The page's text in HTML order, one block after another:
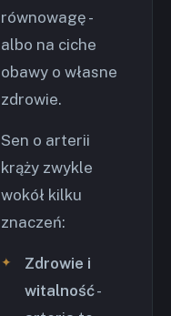
równowagę -
albo na ciche
obawy o własne
zdrowie.
Sen o arterii
krąży zwykle
wokół kilku
znaczeń:
Zdrowie i
witalność-